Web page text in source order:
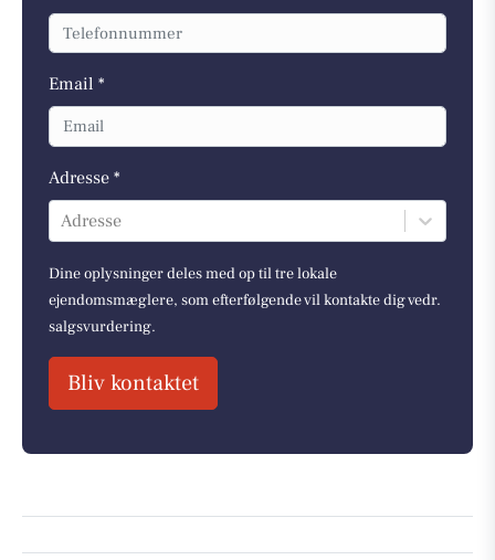
Email *
Adresse *
Adresse
Dine oplysninger deles med op til tre lokale
ejendomsmæglere, som efterfølgende vil kontakte dig vedr.
salgsvurdering.
Bliv kontaktet